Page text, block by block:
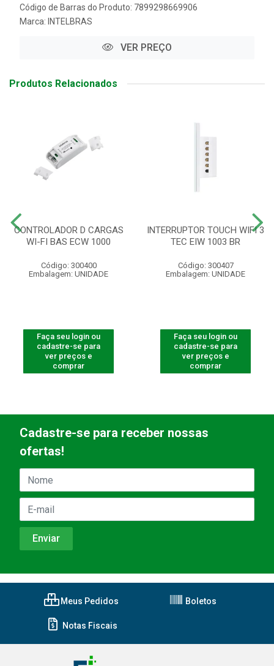
Código de Barras do Produto: 7899298669906
Marca: INTELBRAS
VER PREÇO
Produtos Relacionados
CONTROLADOR D CARGAS
WI-FI BAS ECW 1000
Código: 300400
Embalagem: UNIDADE
Faça seu login ou
cadastre-se para
ver preços e
comprar
INTERRUPTOR TOUCH WIFI 3
TEC EIW 1003 BR
Código: 300407
Embalagem: UNIDADE
Faça seu login ou
cadastre-se para
ver preços e
comprar
Cadastre-se para receber nossas
ofertas!
Meus Pedidos Boletos
Notas Fiscais